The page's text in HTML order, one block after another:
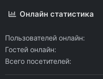
Онлайн статистика
Пользователей онлайн
Гостей онлайн
Всего посетителей